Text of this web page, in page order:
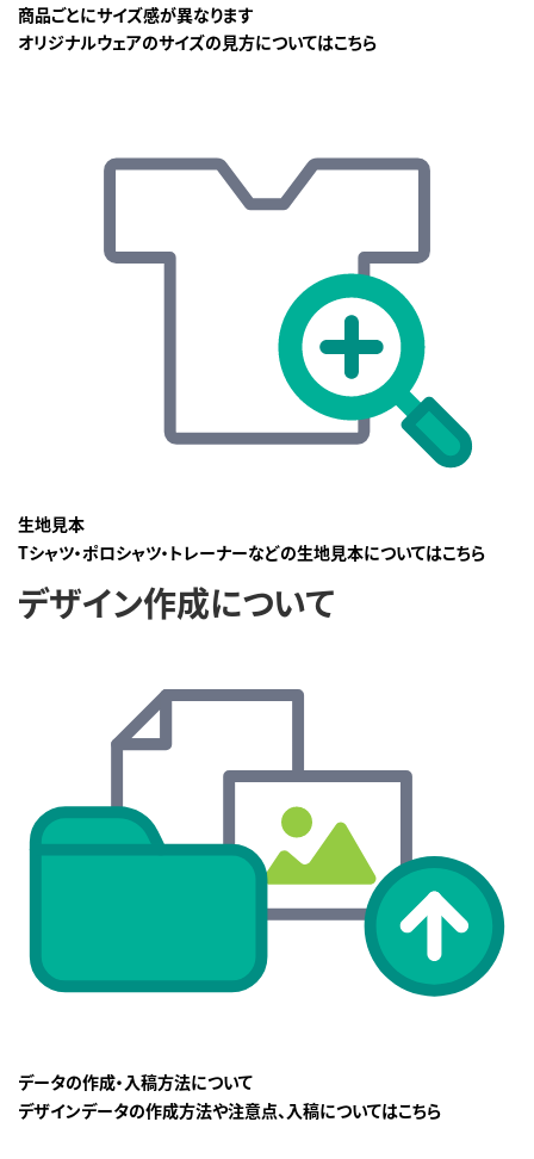
商品ごとにサイズ感が異なります
オリジナルウェアのサイズの見方についてはこちら
生地見本
Tシャツ・ポロシャツ・トレーナーなどの生地見本についてはこちら
デザイン作成について
データの作成・入稿方法について
デザインデータの作成方法や注意点、入稿についてはこちら